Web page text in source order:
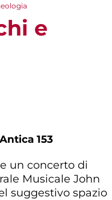
e
153
un concerto di
Musicale John
suggestivo spazio